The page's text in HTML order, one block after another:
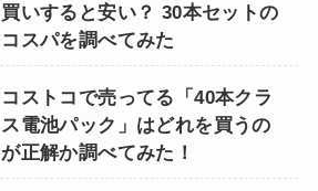
買いすると安い？ 30本セットの
コスパを調べてみた
コストコで売ってる「40本クラ
ス電池パック」はどれを買うの
が正解か調べてみた！